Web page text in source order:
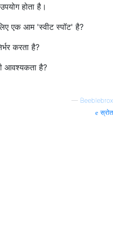
होता है।
एक आम 'स्वीट स्पॉट' है?
करता है?
आवश्यकता है?
— Beeblebrox
स्रोत